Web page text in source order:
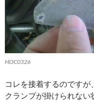
HI3C0326
コレを接着するのですが
クランプが掛けられない